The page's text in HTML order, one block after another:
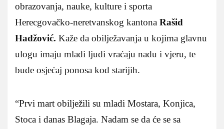
obrazovanja, nauke, kulture i sporta
Herecgovačko-neretvanskog kantona Rašid
Hadžović. Kaže da obilježavanja u kojima glavnu
ulogu imaju mladi ljudi vraćaju nadu i vjeru, te
bude osjećaj ponosa kod starijih.
“Prvi mart obilježili su mladi Mostara, Konjica,
Stoca i danas Blagaja. Nadam se da će se sa